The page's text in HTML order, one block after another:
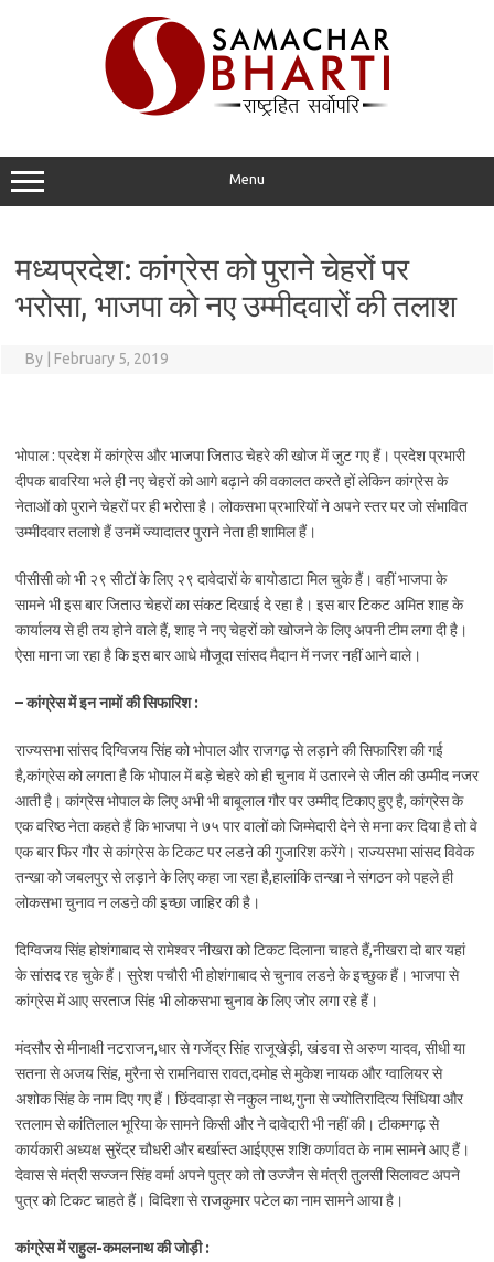
Menu
मध्यप्रदेश: कांग्रेस को पुराने चेहरों पर
भरोसा, भाजपा को नए उम्मीदवारों की तलाश
By February 5, 2019
भोपाल : प्रदेश में कांग्रेस और भाजपा जिताउ चेहरे की खोज में जुट गए हैं। प्रदेश प्रभारी
दीपक बावरिया भले ही नए चेहरों को आगे बढ़ाने की वकालत करते हों लेकिन कांग्रेस के
नेताओं को पुराने चेहरों पर ही भरोसा है। लोकसभा प्रभारियों ने अपने स्तर पर जो संभावित
उम्मीदवार तलाशे हैं उनमें ज्यादातर पुराने नेता ही शामिल हैं।
पीसीसी को भी २९ सीटों के लिए २९ दावेदारों के बायोडाटा मिल चुके हैं। वहीं भाजपा के
सामने भी इस बार जिताउ चेहरों का संकट दिखाई दे रहा है। इस बार टिकट अमित शाह के
कार्यालय से ही तय होने वाले हैं, शाह ने नए चेहरों को खोजने के लिए अपनी टीम लगा दी है।
ऐसा माना जा रहा है कि इस बार आधे मौजूदा सांसद मैदान में नजर नहीं आने वाले।
– कांग्रेस में इन नामों की सिफारिश :
राज्यसभा सांसद दिग्विजय सिंह को भोपाल और राजगढ़ से लड़ाने की सिफारिश की गई
है,कांग्रेस को लगता है कि भोपाल में बड़े चेहरे को ही चुनाव में उतारने से जीत की उम्मीद नजर
आती है। कांग्रेस भोपाल के लिए अभी भी बाबूलाल गौर पर उम्मीद टिकाए हुए है, कांग्रेस के
एक वरिष्ठ नेता कहते हैं कि भाजपा ने ७५ पार वालों को जिम्मेदारी देने से मना कर दिया है तो वे
एक बार फिर गौर से कांग्रेस के टिकट पर लडऩे की गुजारिश करेंगे। राज्यसभा सांसद विवेक
तन्खा को जबलपुर से लड़ाने के लिए कहा जा रहा है,हालांकि तन्खा ने संगठन को पहले ही
लोकसभा चुनाव न लडऩे की इच्छा जाहिर की है।
दिग्विजय सिंह होशंगाबाद से रामेश्वर नीखरा को टिकट दिलाना चाहते हैं,नीखरा दो बार यहां
के सांसद रह चुके हैं। सुरेश पचौरी भी होशंगाबाद से चुनाव लडऩे के इच्छुक हैं। भाजपा से
कांग्रेस में आए सरताज सिंह भी लोकसभा चुनाव के लिए जोर लगा रहे हैं।
मंदसौर से मीनाक्षी नटराजन,धार से गजेंद्र सिंह राजूखेड़ी, खंडवा से अरुण यादव, सीधी या
सतना से अजय सिंह, मुरैना से रामनिवास रावत,दमोह से मुकेश नायक और ग्वालियर से
अशोक सिंह के नाम दिए गए हैं। छिंदवाड़ा से नकुल नाथ,गुना से ज्योतिरादित्य सिंधिया और
रतलाम से कांतिलाल भूरिया के सामने किसी और ने दावेदारी भी नहीं की। टीकमगढ़ से
कार्यकारी अध्यक्ष सुरेंद्र चौधरी और बर्खास्त आईएएस शशि कर्णावत के नाम सामने आए हैं।
देवास से मंत्री सज्जन सिंह वर्मा अपने पुत्र को तो उज्जैन से मंत्री तुलसी सिलावट अपने
पुत्र को टिकट चाहते हैं। विदिशा से राजकुमार पटेल का नाम सामने आया है।
कांग्रेस में राहुल-कमलनाथ की जोड़ी :